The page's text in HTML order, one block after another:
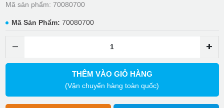
Mã sản phẩm: 70080700
Mã Sản Phẩm: 70080700
THÊM VÀO GIỎ HÀNG
(Vận chuyển hàng toàn quốc)